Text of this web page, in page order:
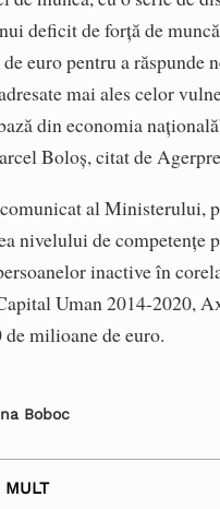
deficit de forţă de
euro pentru a răspunde
mai ales celor
din economia
Boloş, citat de
al Ministerului,
nivelului de competenţe
inactive în
Uman 2014-2020,
de milioane de euro.
Boboc
MULT